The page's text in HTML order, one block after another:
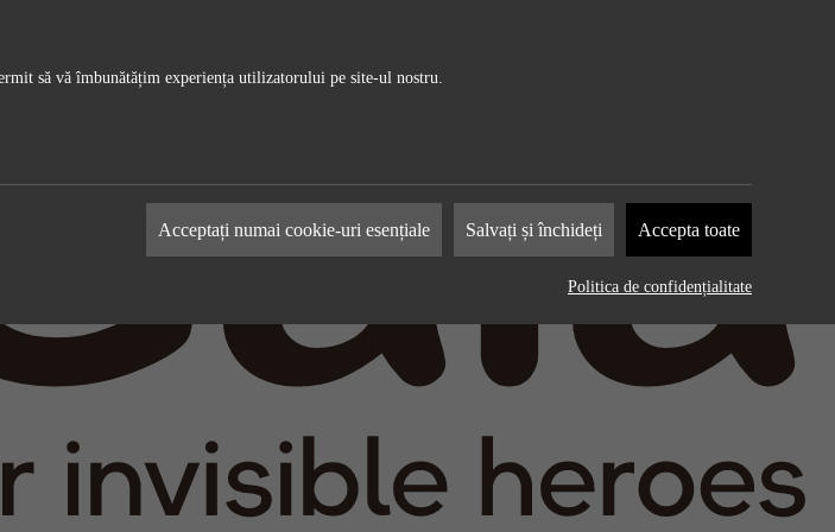
să vă îmbunătățim experiența utilizatorului pe site-ul nostru.
Media externă
Aceste cookie-uri pot fi folosite de companii
prin identificarea unică a browserului și a
furnizorii LinkedIn
timpul
Acceptați numai cookie-uri esențiale Salvați și închideți Accepta toate
Politica de confidențialitate